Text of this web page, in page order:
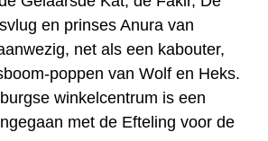
en prinses Anura van
net als een kabouter,
poppen van Wolf en Heks.
winkelcentrum is een
met de Efteling voor de